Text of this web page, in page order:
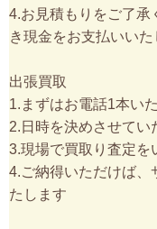
4.お見積もりをご了承
き現金をお支払いいた
出張買取
1.まずはお電話1本い
2.日時を決めさせてい
3.現場で買取り査定
4.ご納得いただけば、
たします